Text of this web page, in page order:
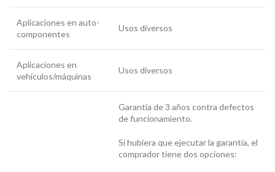
Aplicaciones en auto-
componentes
Usos diversos
Aplicaciones en
vehículos/máquinas
Usos diversos
Garantía de 3 años contra defectos
de funcionamiento.
Si hubiera que ejecutar la garantía, el
comprador tiene dos opciones: